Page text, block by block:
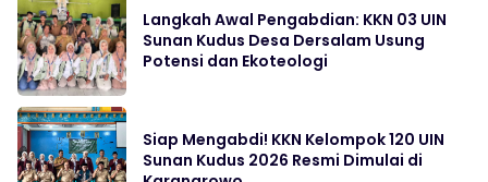
Langkah Awal Pengabdian: KKN 03 UIN
Sunan Kudus Desa Dersalam Usung
Potensi dan Ekoteologi
Siap Mengabdi! KKN Kelompok 120 UIN
Sunan Kudus 2026 Resmi Dimulai di